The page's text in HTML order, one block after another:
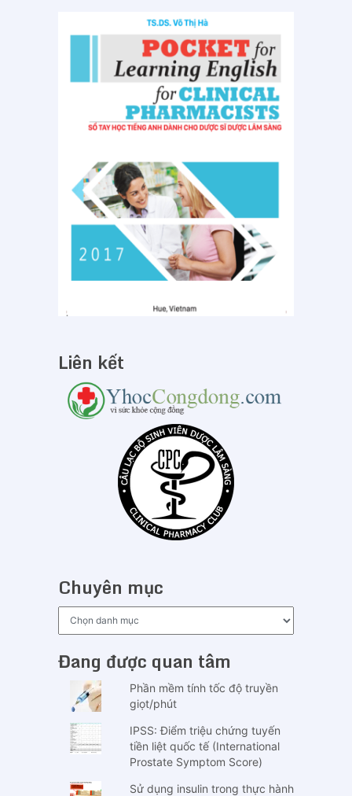
Liên kết
Chuyên mục
Đang được quan tâm
Phần mềm tính tốc độ truyền
giọt/phút
IPSS: Điểm triệu chứng tuyến
tiền liệt quốc tế (International
Prostate Symptom Score)
Sử dụng insulin trong thực hành